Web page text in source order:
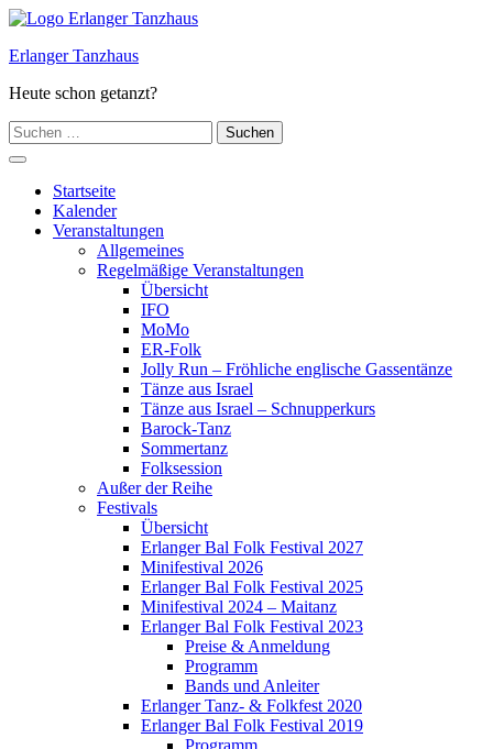
Zum
springen
Erlanger Tanzhaus
Heute schon getanzt?
Suchen
nach:
Hauptmenü
Startseite
Kalender
Veranstaltungen
Allgemeines
Regelmäßige Veranstaltungen
Übersicht
IFO
MoMo
ER-Folk
Jolly Run – Fröhliche englische Gassentänze
Tänze aus Israel
Tänze aus Israel – Schnupperkurs
Barock-Tanz
Sommertanz
Folksession
Außer der Reihe
Festivals
Übersicht
Erlanger Bal Folk Festival 2027
Minifestival 2026
Erlanger Bal Folk Festival 2025
Minifestival 2024 – Maitanz
Erlanger Bal Folk Festival 2023
Preise & Anmeldung
Programm
Bands und Anleiter
Erlanger Tanz- & Folkfest 2020
Erlanger Bal Folk Festival 2019
Programm